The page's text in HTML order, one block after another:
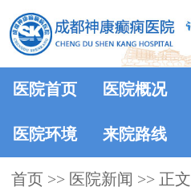
医院首页 医院概况
医院环境 来院路线
首页 >> 医院新闻 >> 正文